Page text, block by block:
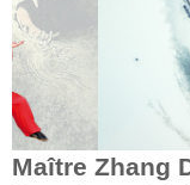
Maître Zhang